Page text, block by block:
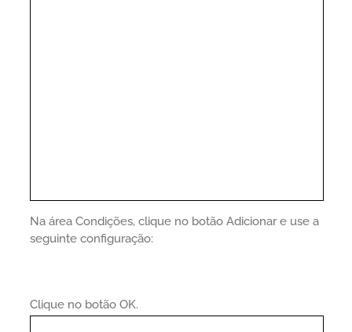
Na área Condições, clique no botão Adicionar e use a
seguinte configuração:
Clique no botão OK.